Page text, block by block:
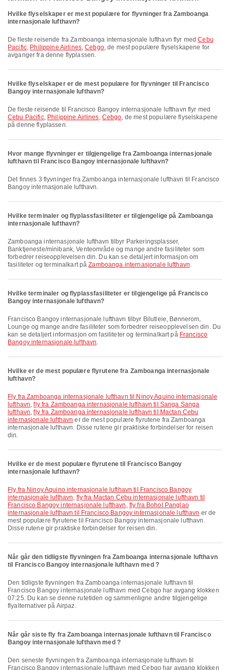
Hvilke flyselskaper er mest populære for flyvninger fra Zamboanga
internasjonale lufthavn?
De fleste reisende fra Zamboanga internasjonale lufthavn flyr medCebu
Pacific, Philippine Airlines,Cebgo, de mest populære flyselskapene for
avganger fra denne flyplassen.
Hvilke flyselskaper er de mest populære for flyvninger til Francisco
Bangoy internasjonale lufthavn?
De fleste reisende til Francisco Bangoy internasjonale lufthavn flyr med
Cebu Pacific, Philippine Airlines, Cebgo, de mest populære flyselskapene
på denne flyplassen.
Hvor mange flyvninger er tilgjengelige fra Zamboanga internasjonale
lufthavn til Francisco Bangoy internasjonale lufthavn?
Det finnes 3 flyvninger fra Zamboanga internasjonale lufthavn til Francisco
Bangoy internasjonale lufthavn.
Hvilke terminaler og flyplassfasiliteter er tilgjengelige på Zamboanga
internasjonale lufthavn?
Zamboanga internasjonale lufthavn tilbyr Parkeringsplasser,
Banktjeneste/minibank, Venteområde og mange andre fasiliteter som
forbedrer reiseopplevelsen din. Du kan se detaljert informasjon om
fasiliteter og terminalkart påZamboanga internasjonale lufthavn.
Hvilke terminaler og flyplassfasiliteter er tilgjengelige på Francisco
Bangoy internasjonale lufthavn?
Francisco Bangoy internasjonale lufthavn tilbyr Bilutleie, Bønnerom,
Lounge og mange andre fasiliteter som forbedrer reiseopplevelsen din. Du
kan se detaljert informasjon om fasiliteter og terminalkart på Francisco
Bangoy internasjonale lufthavn.
Hvilke er de mest populære flyrutene fra Zamboanga internasjonale
lufthavn?
fly fra Zamboanga internasjonale lufthavn til Ninoy Aquino internasjonale
lufthavn,fly fra Zamboanga internasjonale lufthavn til Sanga Sanga
lufthavn,fly fra Zamboanga internasjonale lufthavn til Mactan Cebu
internasjonale lufthavn er de mest populære flyrutene fra Zamboanga
internasjonale lufthavn. Disse rutene gir praktiske forbindelser for reisen
din.
Hvilke er de mest populære flyrutene til Francisco Bangoy
internasjonale lufthavn?
fly fra Ninoy Aquino internasjonale lufthavn til Francisco Bangoy
internasjonale lufthavn, fly fra Mactan Cebu internasjonale lufthavn til
Francisco Bangoy internasjonale lufthavn , fly fra Bohol Panglao
internasjonale lufthavn til Francisco Bangoy internasjonale lufthavn er de
mest populære flyrutene til Francisco Bangoy internasjonale lufthavn.
Disse rutene gir praktiske forbindelser for reisen din.
Når går den tidligste flyvningen fra Zamboanga internasjonale lufthavn
til Francisco Bangoy internasjonale lufthavn med ?
Den tidligste flyvningen fra Zamboanga internasjonale lufthavn til
Francisco Bangoy internasjonale lufthavn med Cebgo har avgang klokken
07:25. Du kan se denne rutetiden og sammenligne andre tilgjengelige
flyalternativer på Airpaz.
Når går siste fly fra Zamboanga internasjonale lufthavn til Francisco
Bangoy internasjonale lufthavn med ?
Den seneste flyvningen fra Zamboanga internasjonale lufthavn til
Francisco Bangoy internasjonale lufthavn med Cebgo har avgang klokken